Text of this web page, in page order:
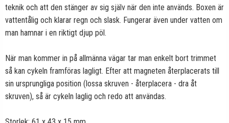
teknik och att den stänger av sig själv när den inte används. Boxen är
vattentålig och klarar regn och slask. Fungerar även under vatten om
man hamnar i en riktigt djup pöl.
När man kommer in på allmänna vägar tar man enkelt bort trimmet
så kan cykeln framföras lagligt. Efter att magneten återplacerats till
sin ursprungliga position (lossa skruven - återplacera - dra åt
skruven), så är cykeln laglig och redo att användas.